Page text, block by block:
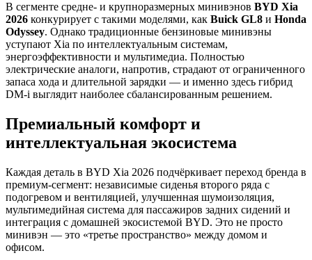
В сегменте средне- и крупноразмерных минивэнов BYD Xia
2026 конкурирует с такими моделями, как Buick GL8 и Honda
Odyssey. Однако традиционные бензиновые минивэны
уступают Xia по интеллектуальным системам,
энергоэффективности и мультимедиа. Полностью
электрические аналоги, напротив, страдают от ограниченного
запаса хода и длительной зарядки — и именно здесь гибрид
DM-i выглядит наиболее сбалансированным решением.
Премиальный комфорт и
интеллектуальная экосистема
Каждая деталь в BYD Xia 2026 подчёркивает переход бренда в
премиум-сегмент: независимые сиденья второго ряда с
подогревом и вентиляцией, улучшенная шумоизоляция,
мультимедийная система для пассажиров задних сидений и
интеграция с домашней экосистемой BYD. Это не просто
минивэн — это «третье пространство» между домом и
офисом.